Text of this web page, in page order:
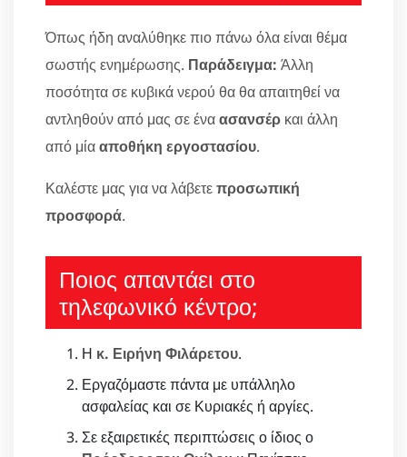
Όπως ήδη αναλύθηκε πιο πάνω όλα είναι θέμα
σωστής ενημέρωσης. Παράδειγμα: Άλλη
ποσότητα σε κυβικά νερού θα θα απαιτηθεί να
αντληθούν από μας σε έναασανσέρ και άλλη
από μίααποθήκη εργοστασίου.
Καλέστε μας για να λάβετεπροσωπική
προσφορά.
Ποιος απαντάει στο
τηλεφωνικό κέντρο;
Η κ. Ειρήνη Φιλάρετου.
Εργαζόμαστε πάντα με υπάλληλο
ασφαλείας και σε Κυριακές ή αργίες.
Σε εξαιρετικές περιπτώσεις ο ίδιος ο